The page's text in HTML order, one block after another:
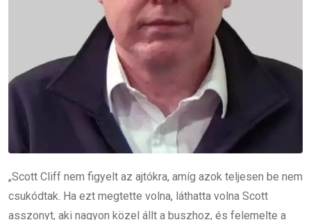
„Scott Cliff nem figyelt az ajtókra, amíg azok teljesen be nem
csukódtak. Ha ezt megtette volna, láthatta volna Scott
asszonyt, aki nagyon közel állt a buszhoz, és felemelte a